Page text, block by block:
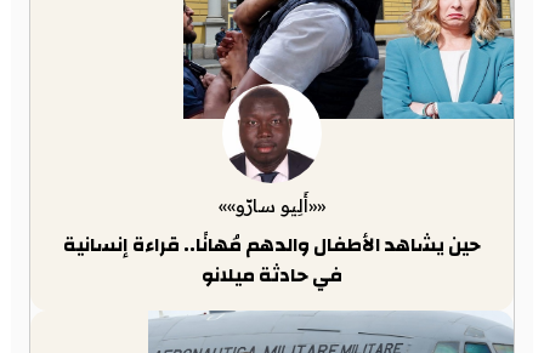
««أَلِيو سارّو»»
حين يشاهد الأطفال والدهم مُهانًا.. قراءة إنسانية
في حادثة ميلانو